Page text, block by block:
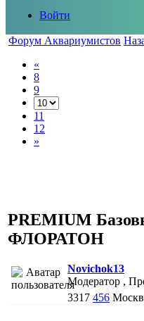
Войти
Форум Аквариумистов
«
8
9
11
12
»
PREMIUM
ФЛОРАТОН
Novichok13
Модератор ,
3317 456